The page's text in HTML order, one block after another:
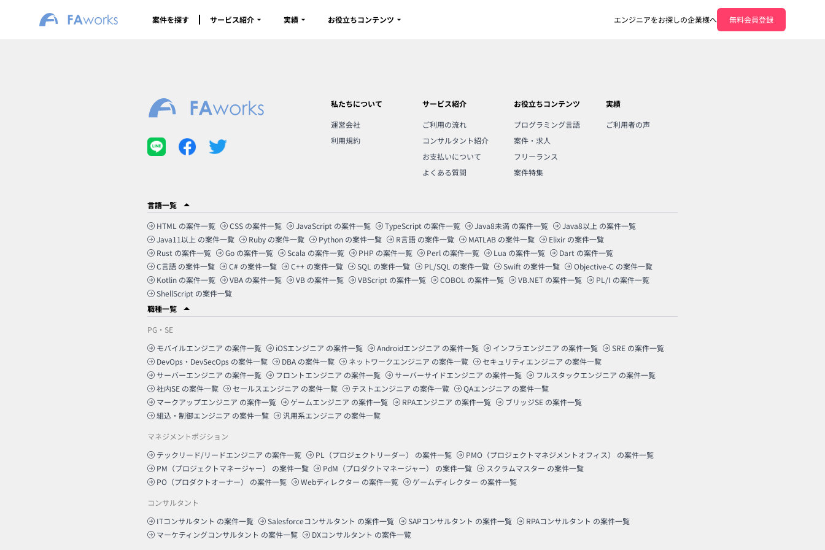
案件を探す サービス紹介 実績 お役立ちコンテンツ エンジニアをお探しの企業様へ 無料会員登録
私たちについて
運営会社
利用規約
サービス紹介
ご利用の流れ
コンサルタント紹介
お支払いについて
よくある質問
お役立ちコンテンツ
プログラミング言語
案件・求人
フリーランス
案件特集
実績
ご利用者の声
言語一覧
HTML の案件一覧 CSS の案件一覧 JavaScript の案件一覧 TypeScript の案件一覧 Java8未満 の案件一覧 Java8以上 の案件一覧
Java11以上 の案件一覧 Ruby の案件一覧 Python の案件一覧 R言語 の案件一覧 MATLAB の案件一覧 Elixir の案件一覧
Rust の案件一覧 Go の案件一覧 Scala の案件一覧 PHP の案件一覧 Perl の案件一覧 Lua の案件一覧 Dart の案件一覧
C言語 の案件一覧 C# の案件一覧 C++ の案件一覧 SQL の案件一覧 PL/SQL の案件一覧 Swift の案件一覧 Objective-C の案件一覧
Kotlin の案件一覧 VBA の案件一覧 VB の案件一覧 VBScript の案件一覧 COBOL の案件一覧 VB.NET の案件一覧 PL/I の案件一覧
ShellScript の案件一覧
職種一覧
PG・SE
モバイルエンジニア の案件一覧 iOSエンジニア の案件一覧 Androidエンジニア の案件一覧 インフラエンジニア の案件一覧 SRE の案件一覧
DevOps・DevSecOps の案件一覧 DBA の案件一覧 ネットワークエンジニア の案件一覧 セキュリティエンジニア の案件一覧
サーバーエンジニア の案件一覧 フロントエンジニア の案件一覧 サーバーサイドエンジニア の案件一覧 フルスタックエンジニア の案件一覧
社内SE の案件一覧 セールスエンジニア の案件一覧 テストエンジニア の案件一覧 QAエンジニア の案件一覧
マークアップエンジニア の案件一覧 ゲームエンジニア の案件一覧 RPAエンジニア の案件一覧 ブリッジSE の案件一覧
組込・制御エンジニア の案件一覧 汎用系エンジニア の案件一覧
マネジメントポジション
テックリード/リードエンジニア の案件一覧 PL（プロジェクトリーダー） の案件一覧 PMO（プロジェクトマネジメントオフィス）
の案件一覧
PM（プロジェクトマネージャー）
の案件一覧 PdM（プロダクトマネージャー） の案件一覧 スクラムマスター の案件一覧
PO（プロダクトオーナー）
の案件一覧 Webディレクター の案件一覧 ゲームディレクター の案件一覧
コンサルタント
ITコンサルタント の案件一覧 Salesforceコンサルタント の案件一覧 SAPコンサルタント の案件一覧 RPAコンサルタント の案件一覧
マーケティングコンサルタント の案件一覧 DXコンサルタント の案件一覧